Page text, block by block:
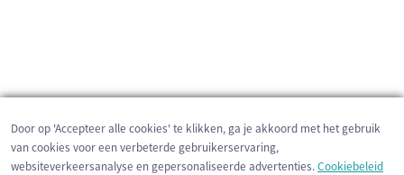
Door op 'Accepteer alle cookies' te klikken, ga je akkoord met het gebruik
van cookies voor een verbeterde gebruikerservaring,
websiteverkeersanalyse en gepersonaliseerde advertenties.Cookiebeleid